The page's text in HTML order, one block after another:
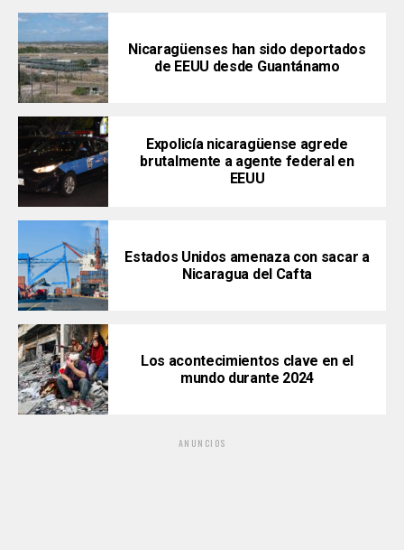
Nicaragüenses han sido deportados
de EEUU desde Guantánamo
Expolicía nicaragüense agrede
brutalmente a agente federal en
EEUU
Estados Unidos amenaza con sacar a
Nicaragua del Cafta
Los acontecimientos clave en el
mundo durante 2024
ANUNCIOS